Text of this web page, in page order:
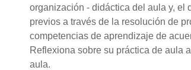
organización - didáctica del aula y, el
previos a través de la resolución de
competencias de aprendizaje de
Reflexiona sobre su práctica de aula
aula.